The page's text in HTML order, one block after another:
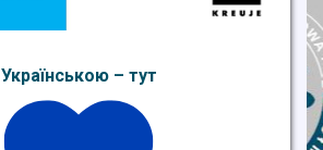
Українською – тут